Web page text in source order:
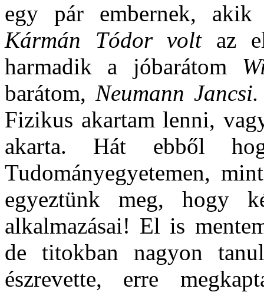
egy pár embernek, akik
Kármán Tódor volt az
harmadik a jóbarátom
barátom, Neumann
Fizikus akartam lenni,
akarta. Hát ebből
Tudományegyetemen,
egyeztünk meg, hogy
alkalmazásai! El is
de titokban nagyon
észrevette, erre